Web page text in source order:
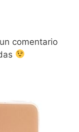
comentario